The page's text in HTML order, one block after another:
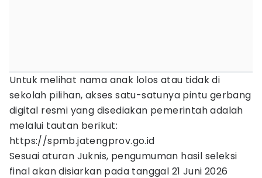
Untuk melihat nama anak lolos atau tidak di
sekolah pilihan, akses satu-satunya pintu gerbang
digital resmi yang disediakan pemerintah adalah
melalui tautan berikut:
https://spmb.jatengprov.go.id
Sesuai aturan Juknis, pengumuman hasil seleksi
final akan disiarkan pada tanggal 21 Juni 2026